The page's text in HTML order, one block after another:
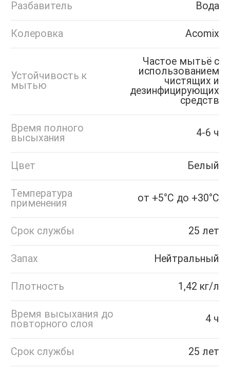
Разбавитель Вода
Колеровка Acomix
Устойчивость к
мытью
Частое мытьё с
использованием
чистящих и
дезинфицирующих
средств
Время полного
высыхания
4-6 ч
Цвет Белый
Температура
применения
от +5°С до +30°С
Срок службы 25 лет
Запах Нейтральный
Плотность 1,42 кг/л
Время высыхания до
повторного слоя
4 ч
Срок службы 25 лет